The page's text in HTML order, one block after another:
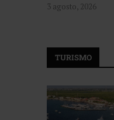
3 agosto, 2026
TURISMO